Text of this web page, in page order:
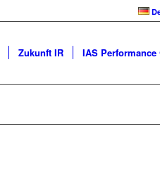
Zukunft IR IAS Performance